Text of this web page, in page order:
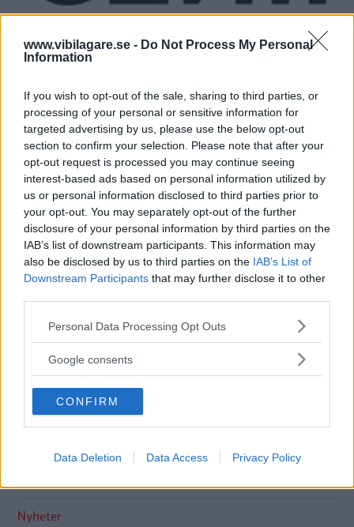
www.vibilagare.se - Do Not Process My Personal
Information
If you wish to opt-out of the sale, sharing to third parties, or
processing of your personal or sensitive information for
targeted advertising by us, please use the below opt-out
section to confirm your selection. Please note that after your
opt-out request is processed you may continue seeing
interest-based ads based on personal information utilized by
us or personal information disclosed to third parties prior to
your opt-out. You may separately opt-out of the further
disclosure of your personal information by third parties on the
IAB’s list of downstream participants. This information may
also be disclosed by us to third parties on the IAB’s List of
Downstream Participants that may further disclose it to other
Please note that this website/app uses one or more Google
not limited to your visit or usage behaviour. You may click to
use your data for below specified purposes in below Google
consent section.
Personal Data Processing Opt Outs
Google consents
CONFIRM
Data Deletion Data Access Privacy Policy
NYHETER
Få vårt nyhetsbrev utan kostnad
Genom att anmäla dig godkänner du OK-förlagets
personuppgiftspolicy.
MER FRÅN VI BILÄGARE
"Dags för
Reinfeldt att
agera!"
NYHETER
Svenskar vill köpa
GM: "Ingen
ÄMNEN I ARTIKELN
Nyheter